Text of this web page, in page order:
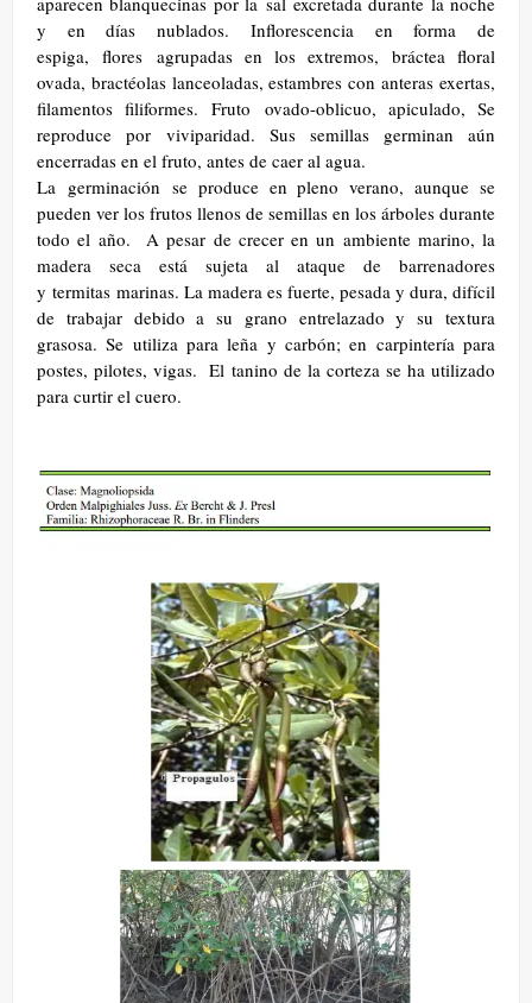
y en días nublados. Inflorescencia en forma de
espiga, flores agrupadas en los extremos, bráctea floral
ovada, bractéolas lanceoladas, estambres con anteras exertas,
filamentos filiformes. Fruto ovado-oblicuo, apiculado, Se
reproduce por viviparidad. Sus semillas germinan aún
encerradas en el fruto, antes de caer al agua.
La germinación se produce en pleno verano, aunque se
pueden ver los frutos llenos de semillas en los árboles durante
todo el año. A pesar de crecer en un ambiente marino, la
madera seca está sujeta al ataque de barrenadores
y termitas marinas. La madera es fuerte, pesada y dura, difícil
de trabajar debido a su grano entrelazado y su textura
grasosa. Se utiliza para leña y carbón; en carpintería para
postes, pilotes, vigas. ​ El tanino de la corteza se ha utilizado
para curtir el cuero.